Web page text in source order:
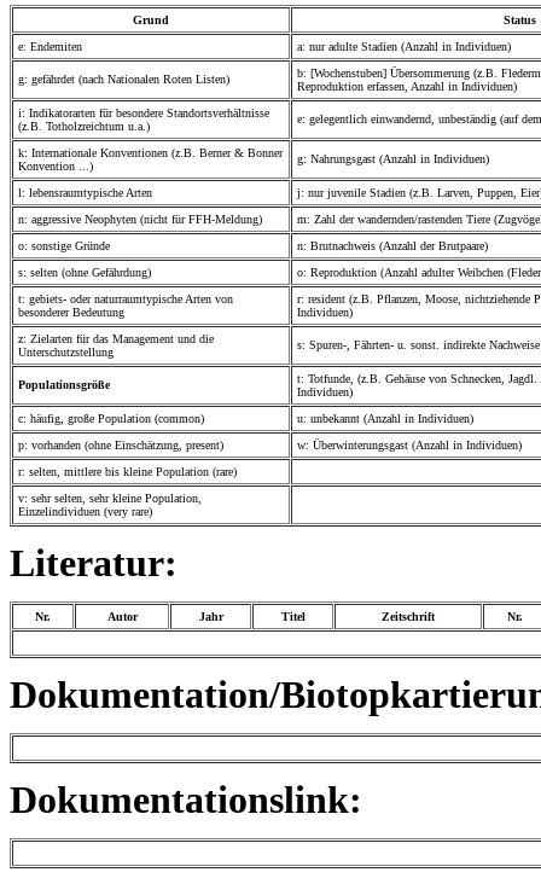
Grund
Status
e: Endemiten
a: nur adulte Stadien (Anzahl in Individuen)
g: gefährdet (nach Nationalen Roten Listen)
b: [Wochenstuben] Übersommerung (z.B.
Reproduktion erfassen, Anzahl in Individuen)
i: Indikatorarten für besondere Standortsverhältnisse
(z.B. Totholzreichtum u.a.)
e: gelegentlich einwandernd, unbeständig (auf
k: Internationale Konventionen (z.B. Berner & Bonner
Konvention ...)
g: Nahrungsgast (Anzahl in Individuen)
l: lebensraumtypische Arten
j: nur juvenile Stadien (z.B. Larven, Puppen,
n: aggressive Neophyten (nicht für FFH-Meldung)
m: Zahl der wandernden/rastenden Tiere
o: sonstige Gründe
n: Brutnachweis (Anzahl der Brutpaare)
s: selten (ohne Gefährdung)
o: Reproduktion (Anzahl adulter Weibchen
t: gebiets- oder naturraumtypische Arten von
besonderer Bedeutung
r: resident (z.B. Pflanzen, Moose, nichtziehende
Individuen)
z: Zielarten für das Management und die
Unterschutzstellung
s: Spuren-, Fährten- u. sonst. indirekte
Populationsgröße
t: Totfunde, (z.B. Gehäuse von Schnecken,
Individuen)
c: häufig, große Population (common)
u: unbekannt (Anzahl in Individuen)
p: vorhanden (ohne Einschätzung, present)
w: Überwinterungsgast (Anzahl in Individuen)
r: selten, mittlere bis kleine Population (rare)
v: sehr selten, sehr kleine Population,
Einzelindividuen (very rare)
Literatur:
Nr. Autor Jahr Titel Zeitschrift Nr.
Dokumentation/
Dokumentationslink: